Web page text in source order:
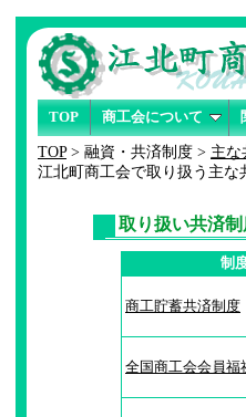
TOP 商工会について
TOP> 融資・共済制度 > 主な
江北町商工会で取り扱う主な
取り扱い共済制
制
商工貯蓄共済制度
全国商工会会員福